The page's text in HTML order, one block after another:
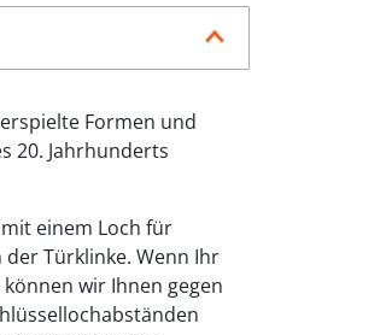
Formen und
20. Jahrhunderts
einem Loch für
Türklinke. Wenn Ihr
wir Ihnen gegen